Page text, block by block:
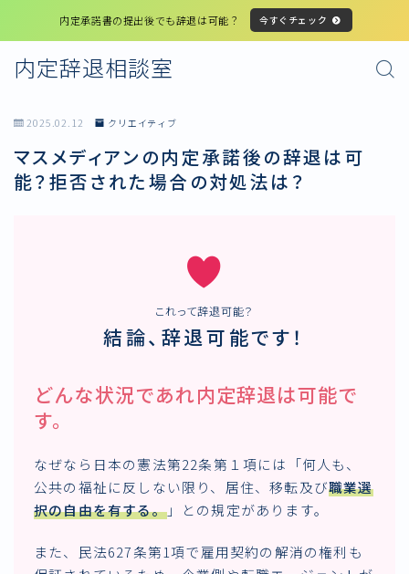
内定承諾書の提出後でも辞退は可能？ 今すぐチェック
内定辞退相談室
2025.02.12 クリエイティブ
マスメディアンの内定承諾後の辞退は可
能？拒否された場合の対処法は？
これって辞退可能？
結論、辞退可能です！
どんな状況であれ内定辞退は可能で
す。
なぜなら日本の憲法第22条第１項には「何人も、
公共の福祉に反しない限り、居住、移転及び職業選
択の自由を有する。」との規定があります。
また、民法627条第1項で雇用契約の解消の権利も